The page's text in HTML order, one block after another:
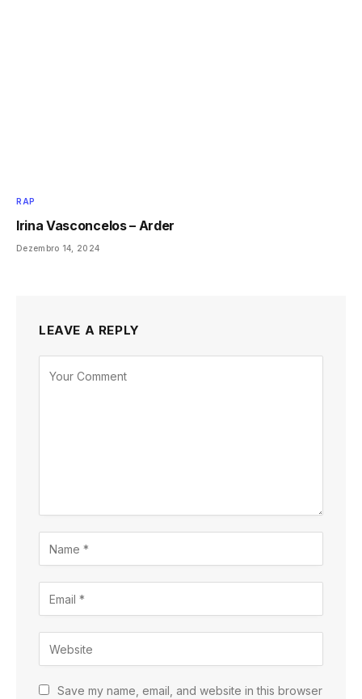
RAP
Irina Vasconcelos – Arder
Dezembro 14, 2024
LEAVE A REPLY
Save my name, email, and website in this browser